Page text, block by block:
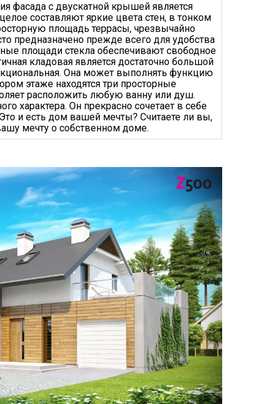
фасада с двускатной крышей является
составляют яркие цвета стен, в тонком
площадь террасы, чрезвычайно
предназначено прежде всего для удобства
площади стекла обеспечивают свободное
кладовая является достаточно большой
Она может выполнять функцию
этаже находятся три просторные
расположить любую ванну или душ.
характера. Он прекрасно сочетает в себе
и есть дом вашей мечты? Считаете ли вы,
мечту о собственном доме.